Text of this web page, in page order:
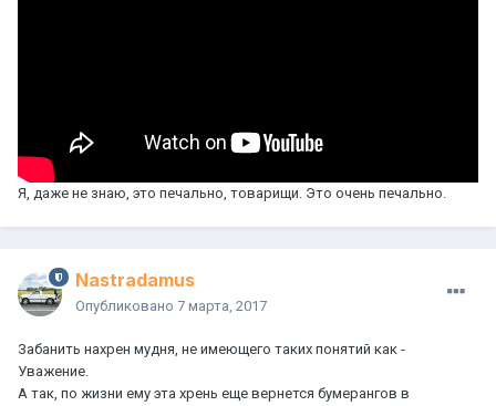
Я, даже не знаю, это печально, товарищи. Это очень печально.
Nastradamus
Опубликовано 7 марта, 2017
Забанить нахрен мудня, не имеющего таких понятий как -
Уважение.
А так, по жизни ему эта хрень еще вернется бумерангов в